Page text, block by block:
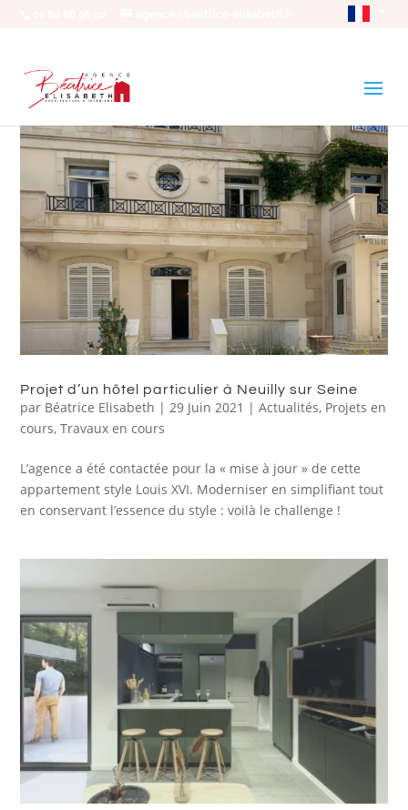
Projet d’un hôtel particulier à Neuilly sur Seine
par Béatrice Elisabeth |29 Juin 2021 |Actualités, Projets en
cours,Travaux en cours
L’agence a été contactée pour la « mise à jour » de cette
appartement style Louis XVI. Moderniser en simplifiant tout
en conservant l’essence du style : voilà le challenge !